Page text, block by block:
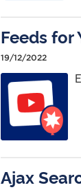
Feeds for
19/12/2022
Ajax